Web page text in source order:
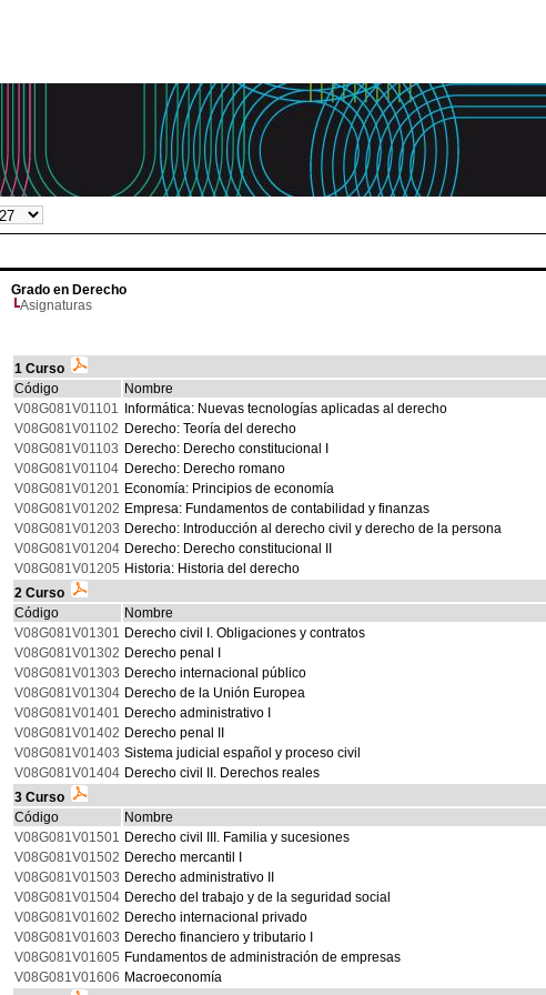
Grado en Derecho
Asignaturas
1 Curso
Código
Nombre
V08G081V01101
Informática: Nuevas tecnologías aplicadas al derecho
V08G081V01102 Derecho: Teoría del derecho
V08G081V01103 Derecho: Derecho constitucional I
V08G081V01104 Derecho: Derecho romano
V08G081V01201 Economía: Principios de economía
V08G081V01202 Empresa: Fundamentos de contabilidad y finanzas
V08G081V01203 Derecho: Introducción al derecho civil y derecho de la persona
V08G081V01204 Derecho: Derecho constitucional II
V08G081V01205 Historia: Historia del derecho
2 Curso
Código
Nombre
V08G081V01301 Derecho civil I. Obligaciones y contratos
V08G081V01302 Derecho penal I
V08G081V01303 Derecho internacional público
V08G081V01304 Derecho de la Unión Europea
V08G081V01401 Derecho administrativo I
V08G081V01402 Derecho penal II
V08G081V01403 Sistema judicial español y proceso civil
V08G081V01404 Derecho civil II. Derechos reales
3 Curso
Código
Nombre
V08G081V01501 Derecho civil III. Familia y sucesiones
V08G081V01502 Derecho mercantil I
V08G081V01503 Derecho administrativo II
V08G081V01504 Derecho del trabajo y de la seguridad social
V08G081V01602 Derecho internacional privado
V08G081V01603 Derecho financiero y tributario I
V08G081V01605 Fundamentos de administración de empresas
V08G081V01606 Macroeconomía